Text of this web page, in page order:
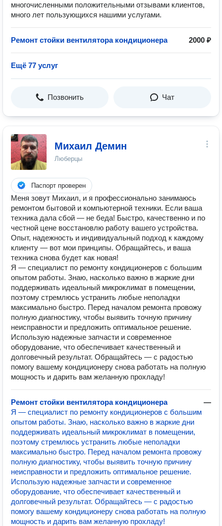
многочисленными положительными отзывами клиентов,
много лет пользующихся нашими услугами.
Ремонт стойки вентилятора кондиционера 2000 ₽
Ещё 77 услуг
Позвонить Чат
Михаил Демин
Люберцы
Паспорт проверен
Меня зовут Михаил, и я профессионально занимаюсь
ремонтом бытовой и компьютерной техники. Если ваша
техника дала сбой — не беда! Быстро, качественно и по
честной цене восстановлю работу вашего устройства.
Опыт, надежность и индивидуальный подход к каждому
клиенту — вот мои принципы. Обращайтесь, и ваша
техника снова будет как новая!
Я — специалист по ремонту кондиционеров с большим
опытом работы. Знаю, насколько важно в жаркие дни
поддерживать идеальный микроклимат в помещении,
поэтому стремлюсь устранить любые неполадки
максимально быстро. Перед началом ремонта провожу
полную диагностику, чтобы выявить точную причину
неисправности и предложить оптимальное решение.
Использую надежные запчасти и современное
оборудование, что обеспечивает качественный и
долговечный результат. Обращайтесь — с радостью
помогу вашему кондиционеру снова работать на полную
мощность и дарить вам желанную прохладу!
Ремонт стойки вентилятора кондиционера
—
Я — специалист по ремонту кондиционеров с большим
опытом работы. Знаю, насколько важно в жаркие дни
поддерживать идеальный микроклимат в помещении,
поэтому стремлюсь устранить любые неполадки
максимально быстро. Перед началом ремонта провожу
полную диагностику, чтобы выявить точную причину
неисправности и предложить оптимальное решение.
Использую надежные запчасти и современное
оборудование, что обеспечивает качественный и
долговечный результат. Обращайтесь — с радостью
помогу вашему кондиционеру снова работать на полную
мощность и дарить вам желанную прохладу!